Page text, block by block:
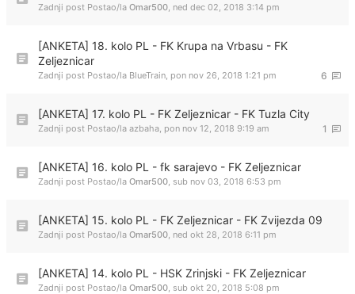
Zadnji post Postao/la Omar500, ned dec 02, 2018 3:14 pm
[ANKETA] 18. kolo PL - FK Krupa na Vrbasu - FK
Zeljeznicar
6
Zadnji post Postao/la BlueTrain, pon nov 26, 2018 1:21 pm
[ANKETA] 17. kolo PL - FK Zeljeznicar - FK Tuzla City
1
Zadnji post Postao/la azbaha, pon nov 12, 2018 9:19 am
[ANKETA] 16. kolo PL - fk sarajevo - FK Zeljeznicar
Zadnji post Postao/la Omar500, sub nov 03, 2018 6:53 pm
[ANKETA] 15. kolo PL - FK Zeljeznicar - FK Zvijezda 09
Zadnji post Postao/la Omar500, ned okt 28, 2018 6:11 pm
[ANKETA] 14. kolo PL - HSK Zrinjski - FK Zeljeznicar
Zadnji post Postao/la Omar500, sub okt 20, 2018 5:08 pm